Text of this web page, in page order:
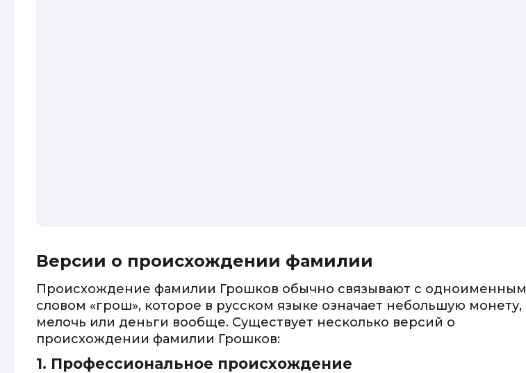
Версии о происхождении фамилии
Происхождение фамилии Грошков обычно связывают с одноименным
словом «грош», которое в русском языке означает небольшую монету,
мелочь или деньги вообще. Существует несколько версий о
происхождении фамилии Грошков:
1. Профессиональное происхождение